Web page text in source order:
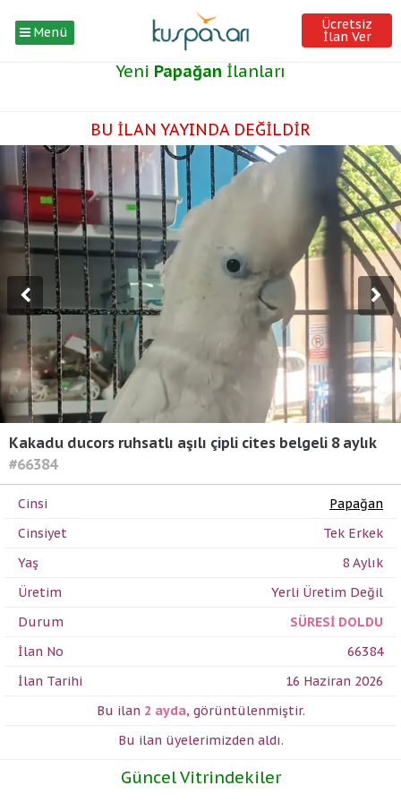
Menü Ücretsiz
İlan Ver
Yeni Papağan İlanları
BU İLAN YAYINDA DEĞİLDİR
Kakadu ducors ruhsatlı aşılı çipli cites belgeli 8 aylık
#66384
Cinsi
Papağan
Cinsiyet
Tek Erkek
Yaş
8 Aylık
Üretim
Yerli Üretim Değil
Durum
SÜRESİ DOLDU
İlan No
66384
İlan Tarihi
16 Haziran 2026
Bu ilan 2 ayda, görüntülenmiştir.
Bu ilan üyelerimizden aldı.
Güncel Vitrindekiler